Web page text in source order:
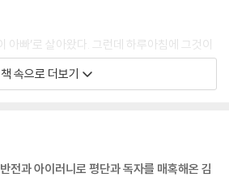
아빠’로 살아왔다. 그런데 하루아침에 그것이
엇을 잠깐이라도 누리고 있다는 느낌을 받
행이 익숙했던 것만은 사실이었다. 내일부터
것이다.
책 속으로 더보기
전과 아이러니로 평단과 독자를 매혹해온 김